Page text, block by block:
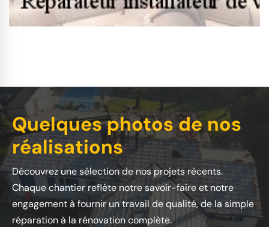
Quelques photos de nos
réalisations
Découvrez une sélection de nos projets récents.
Chaque chantier reflète notre savoir-faire et notre
engagement à fournir un travail de qualité, de la simple
réparation à la rénovation complète.